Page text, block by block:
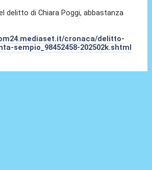
delitto di Chiara Poggi, abbastanza
cronaca/delitto-
sempio_98452458-202502k.shtml